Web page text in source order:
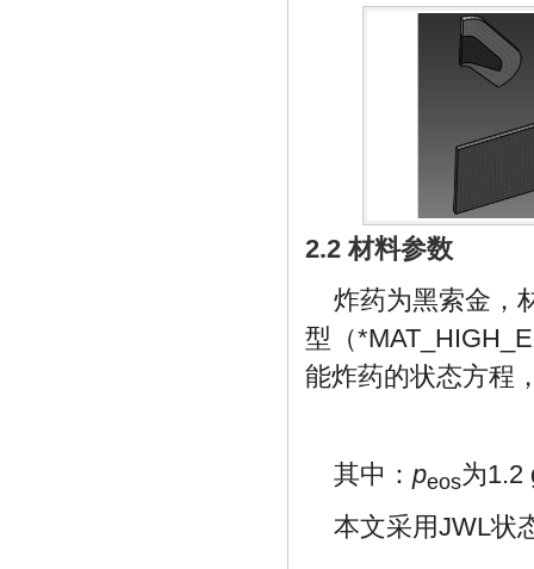
2.2 材料参数
炸药为黑索金，
型（
能炸药的状态方程
其中： peos为1.2
本文采用JWL状